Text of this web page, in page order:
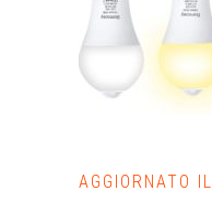
AGGIORNATO IL